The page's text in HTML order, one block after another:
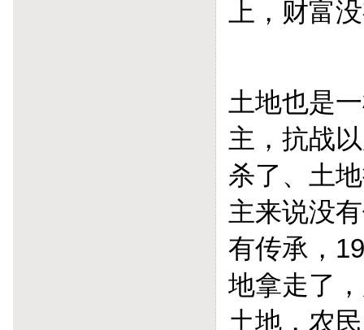
上，财富
土地也是
主，抗战
杀了、土
主来说没
有传承，
地拿走了
土地，农